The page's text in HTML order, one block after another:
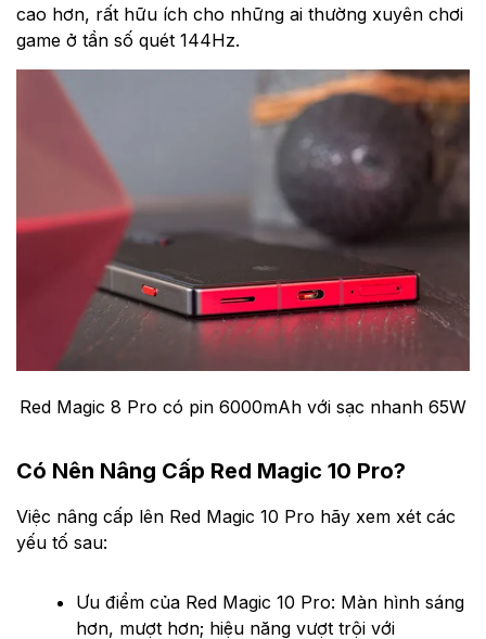
cao hơn, rất hữu ích cho những ai thường xuyên chơi
game ở tần số quét 144Hz.
Red Magic 8 Pro có pin 6000mAh với sạc nhanh 65W
Có Nên Nâng Cấp Red Magic 10 Pro?
Việc nâng cấp lên Red Magic 10 Pro hãy xem xét các
yếu tố sau:
Ưu điểm của Red Magic 10 Pro: Màn hình sáng
hơn, mượt hơn; hiệu năng vượt trội với